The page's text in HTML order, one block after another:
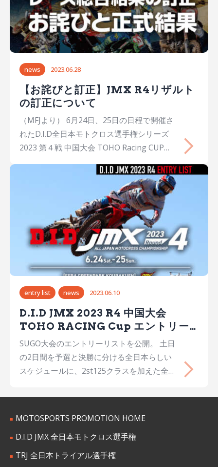
Dream Racing LGHondaCRF450R 4大倉 由
揮Yuki OKURA大阪26Honda Dream Racing
BellsHondaCRF450R 5能塚 智寛Chihiro
NOTSUKA福岡28Team Kawasaki
R&DKawasakiKX450-SR 6大塚 豪太Gota
OTSUKA栃木28T.E.SPORTHondaCRF450R 7
安原…
news 2023.06.28
【お詫びと訂正】JMX R4リザルト
の訂正について
（MFJより） 6月24日、25日の日程で開催さ
れたD.I.D全日本モトクロス選手権シリーズ
2023 第４戦 中国大会 TOHO Racing CUPに
ありました。 これを修正し改訂版を正式結
果として発表させていただきます。 IA1 IA1
予選スタートリスト IA1公式予選(正式) IA1
ヒート1決勝スタートリスト IA1ヒート1決勝
(正式) IA1ヒート2決勝(正式) IA1総合結果
IA1総合結果（訂正版） IA2 IA2-A組予選スタ
予選スタートリスト IA2-B組公式予選(正式)
IA2ヒート1決勝スタートリスト IA2ヒート1
entry list news 2023.06.10
D.I.D JMX 2023 R4 中国大会
TOHO RACING Cup エントリー
リスト
SUGO大会のエントリーリストを公開。 土日
の2日間を予選と決勝に分ける全日本らしい
スケジュールに、2st125クラスを加えた全7
のライダーが宮城県スポーツランドSUGOに
MOTOSPORTS PROMOTION HOME
D.I.D JMX 全日本モトクロス選手権
TRJ 全日本トライアル選手権